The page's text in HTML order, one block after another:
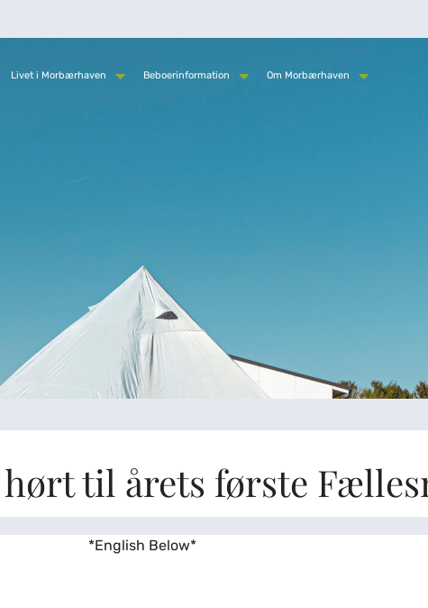
Livet i Morbærhaven Beboerinformation Om Morbærhaven
til årets første
*English Below*